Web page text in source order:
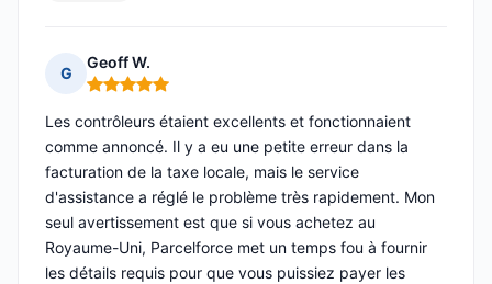
G
Geoff W.
Note : 5 sur 5
Les contrôleurs étaient excellents et fonctionnaient
comme annoncé. Il y a eu une petite erreur dans la
facturation de la taxe locale, mais le service
d'assistance a réglé le problème très rapidement. Mon
seul avertissement est que si vous achetez au
Royaume-Uni, Parcelforce met un temps fou à fournir
les détails requis pour que vous puissiez payer les